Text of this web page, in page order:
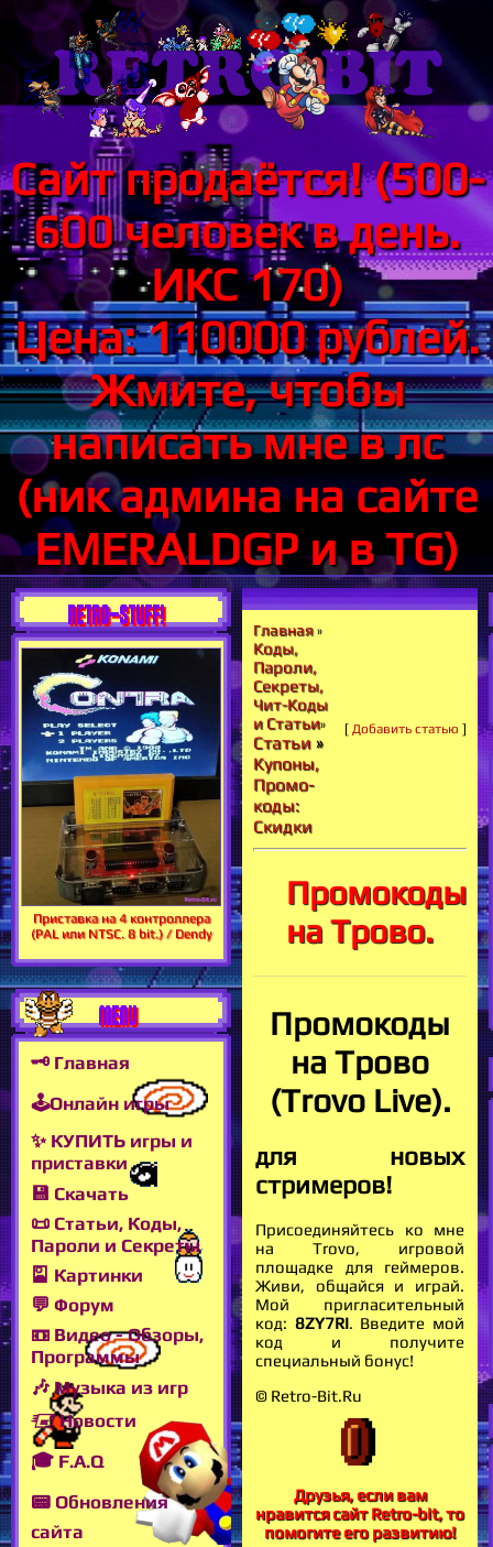
Сайт продаётся! (500-
600 человек в день.
ИКС 170)
Цена: 110000 рублей.
Жмите, чтобы
написать мне в лс
(ник админа на сайте
EMERALDGP и в TG)
RETRO-STUFF!
Приставка на 4 контроллера
(PAL или NTSC. 8 bit.) / Dendy
MENU
🗝 Главная
🕹Онлайн игры
✨ КУПИТЬ игры и
приставки
💾 Скачать
📜 Статьи, Коды,
Пароли и Секреты
🎴 Картинки
💬 Форум
📼 Видео - Обзоры,
Программы
🎶 Музыка из игр
🖅 Новости
🎓 F.A.Q
📟 Обновления
сайта
Главная »
Коды,
Пароли,
Секреты,
Чит-Коды
и Статьи»
Статьи »
Купоны,
Промо-
коды:
Скидки
[ Добавить статью ]
Промокоды
на Трово.
Промокоды
на Трово
(Trovo Live).
для новых
стримеров!
Присоединяйтесь ко мне
на Trovo, игровой
площадке для геймеров.
Живи, общайся и играй.
Мой пригласительный
код: 8ZY7RI. Введите мой
код и получите
специальный бонус!
© Retro-Bit.Ru
Друзья, если вам
нравится сайт Retro-bit, то
помогите его развитию!